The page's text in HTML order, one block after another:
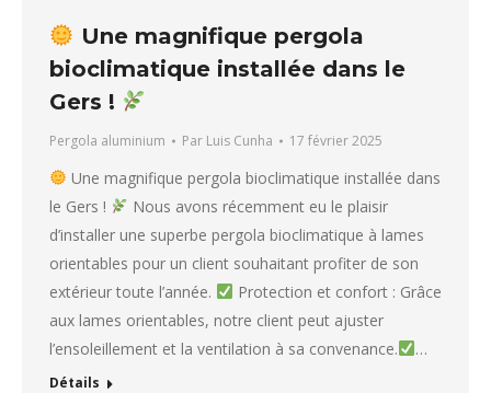
Une magnifique pergola
bioclimatique installée dans le
Gers !
Pergola aluminium Par Luis Cunha 17 février 2025
Une magnifique pergola bioclimatique installée dans
le Gers !
Nous avons récemment eu le plaisir
d’installer une superbe pergola bioclimatique à lames
orientables pour un client souhaitant profiter de son
extérieur toute l’année.
Protection et confort : Grâce
aux lames orientables, notre client peut ajuster
l’ensoleillement et la ventilation à sa convenance.
…
Détails